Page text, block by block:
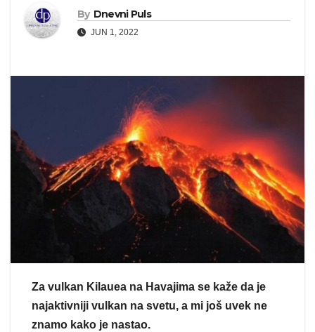
By Dnevni Puls
JUN 1, 2022
Za vulkan Kilauea na Havajima se kaže da je
najaktivniji vulkan na svetu, a mi još uvek ne
znamo kako je nastao.